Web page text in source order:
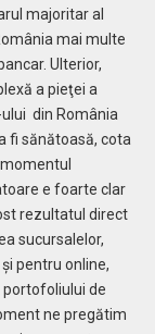
majoritar al
mai multe
Ulterior,
a pieţei a
din România
fi sănătoasă, cota
e foarte clar
rezultatul direct
sucursalelor,
pentru online,
de
ne pregătim